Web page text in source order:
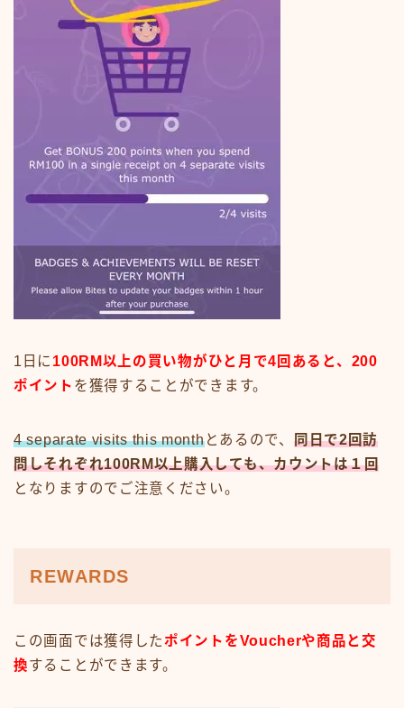
1日に 100RM以上の買い物がひと月で4回あると、200
ポイント を獲得することができます。
4 separate visits this monthとあるので、 同日で2回訪
問しそれぞれ100RM以上購入しても、カウントは１回
となりますのでご注意ください。
REWARDS
この画面では獲得したポイントをVoucherや商品と交
換することができます。